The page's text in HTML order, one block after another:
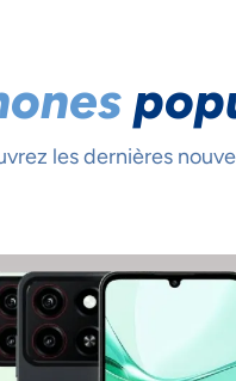
les dernières DE